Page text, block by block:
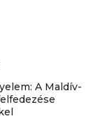
A Maldív-